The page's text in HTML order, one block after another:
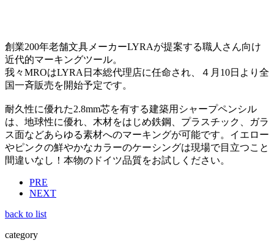
創業200年老舗文具メーカーLYRAが提案する職人さん向け
近代的マーキングツール。
我々MROはLYRA日本総代理店に任命され、４月10日より全
国一斉販売を開始予定です。
耐久性に優れた2.8mm芯を有する建築用シャープペンシル
は、地球性に優れ、木材をはじめ鉄鋼、プラスチック、ガラ
ス面などあらゆる素材へのマーキングが可能です。イエロー
やピンクの鮮やかなカラーのケーシングは現場で目立つこと
間違いなし！本物のドイツ品質をお試しください。
PRE
NEXT
back to list
category